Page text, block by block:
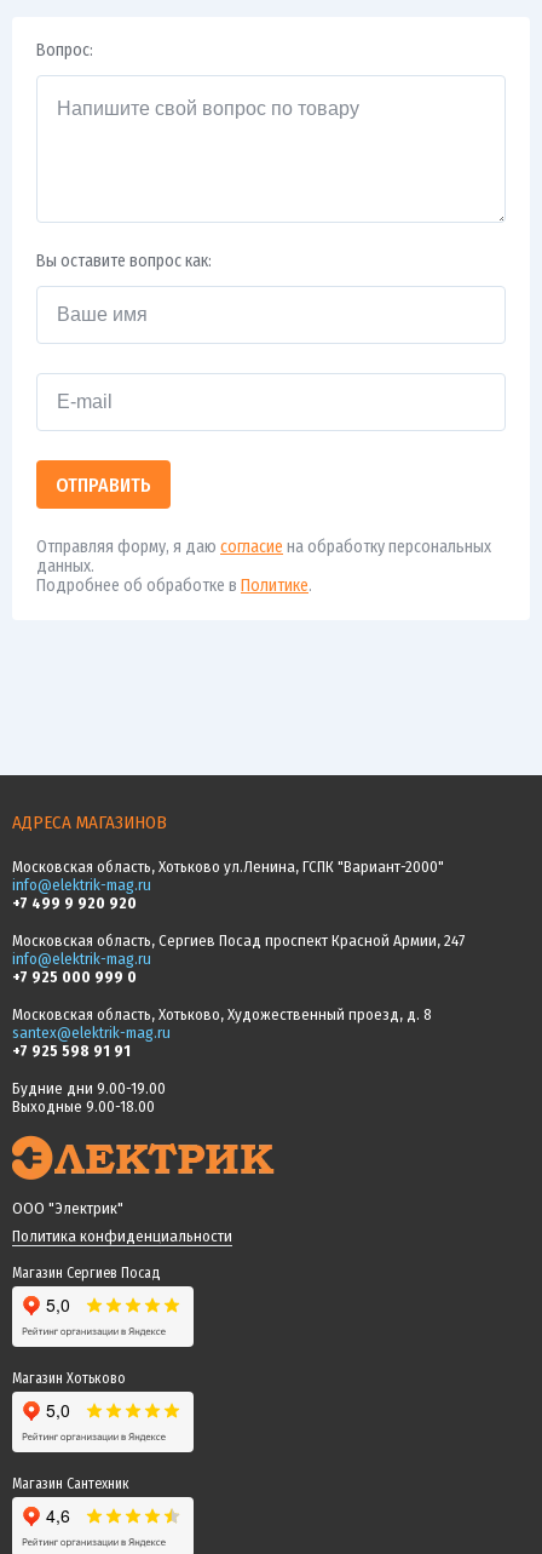
Вопрос:
Вы оставите вопрос как:
ОТПРАВИТЬ
Отправляя форму, я даю согласие на обработку персональных
данных.
Подробнее об обработке в Политике.
АДРЕСА МАГАЗИНОВ
Московская область, Хотьково ул.Ленина, ГСПК "Вариант-2000"
info@elektrik-mag.ru
+7 499 9 920 920
Московская область, Сергиев Посад проспект Красной Армии, 247
info@elektrik-mag.ru
+7 925 000 999 0
Московская область, Хотьково, Художественный проезд, д. 8
santex@elektrik-mag.ru
+7 925 598 91 91
Будние дни 9.00-19.00
Выходные 9.00-18.00
ООО "Электрик"
Политика конфиденциальности
Магазин Сергиев Посад
Магазин Хотьково
Магазин Сантехник